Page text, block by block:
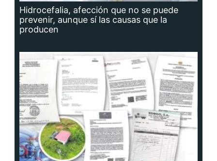
Hidrocefalia, afección que no se puede
prevenir, aunque sí las causas que la
producen